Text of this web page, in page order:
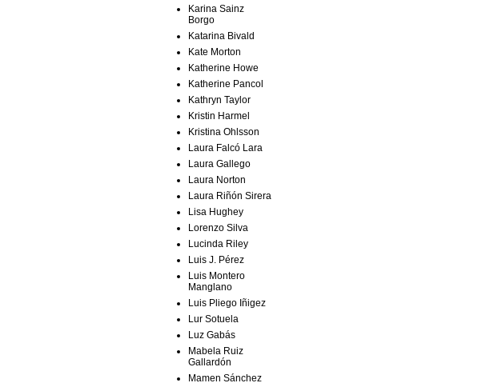
Karina Sainz
Borgo
Katarina Bivald
Kate Morton
Katherine Howe
Katherine Pancol
Kathryn Taylor
Kristin Harmel
Kristina Ohlsson
Laura Falcó Lara
Laura Gallego
Laura Norton
Laura Riñón Sirera
Lisa Hughey
Lorenzo Silva
Lucinda Riley
Luis J. Pérez
Luis Montero
Manglano
Luis Pliego Iñigez
Lur Sotuela
Luz Gabás
Mabela Ruiz
Gallardón
Mamen Sánchez